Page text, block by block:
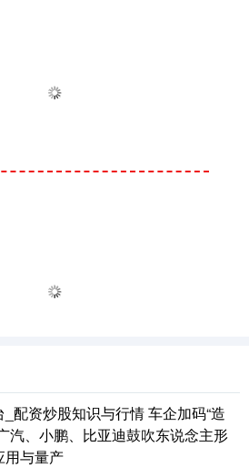
配资炒股知识与行情 车企加码“造
汽、小鹏、比亚迪鼓吹东说念主形
用与量产